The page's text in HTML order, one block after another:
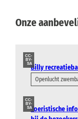
Onze
CC-
BY-
SABilly
Openlucht
CC-
BY-
SAToeristische